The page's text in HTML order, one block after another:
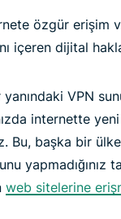
özgür erişim
içeren dijital
VPN
internette
Bu, başka bir
yapmadığınız
web sitelerine